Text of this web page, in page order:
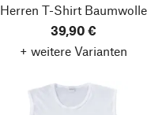
Herren T-Shirt Baumwolle
39,90 €
+ weitere Varianten